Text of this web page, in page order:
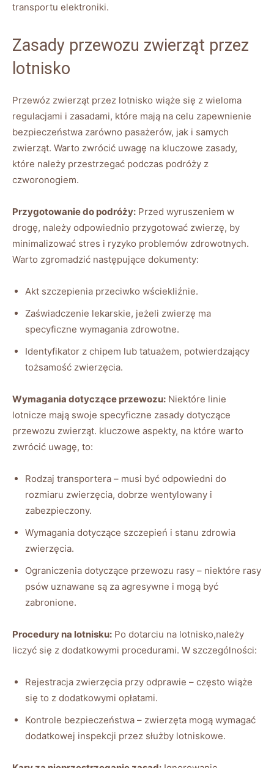
transportu elektroniki.
Zasady przewozu zwierząt przez
lotnisko
Przewóz zwierząt przez lotnisko wiąże się z wieloma
regulacjami i zasadami, które mają na celu zapewnienie
bezpieczeństwa zarówno pasażerów, jak i samych
zwierząt. Warto zwrócić uwagę na kluczowe zasady,
które należy przestrzegać podczas podróży z
czworonogiem.
Przygotowanie do podróży: Przed wyruszeniem w
drogę, należy odpowiednio przygotować zwierzę, by
minimalizować stres i ryzyko problemów zdrowotnych.
Warto zgromadzić następujące dokumenty:
Akt szczepienia przeciwko wściekliźnie.
Zaświadczenie lekarskie, jeżeli zwierzę ma
specyficzne wymagania zdrowotne.
Identyfikator z chipem lub tatuażem, potwierdzający
tożsamość zwierzęcia.
Wymagania dotyczące przewozu: Niektóre linie
lotnicze mają swoje specyficzne zasady dotyczące
przewozu zwierząt. kluczowe aspekty, na które warto
zwrócić uwagę, to:
Rodzaj transportera – musi być odpowiedni do
rozmiaru zwierzęcia, dobrze wentylowany i
zabezpieczony.
Wymagania dotyczące szczepień i stanu zdrowia
zwierzęcia.
Ograniczenia dotyczące przewozu rasy – niektóre rasy
psów uznawane są za agresywne i mogą być
zabronione.
Procedury na lotnisku: Po dotarciu na lotnisko,należy
liczyć się z dodatkowymi procedurami. W szczególności:
Rejestracja zwierzęcia przy odprawie – często wiąże
się to z dodatkowymi opłatami.
Kontrole bezpieczeństwa – zwierzęta mogą wymagać
dodatkowej inspekcji przez służby lotniskowe.